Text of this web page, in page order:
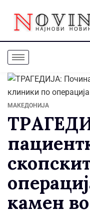
МАКЕДОНИЈА
камен